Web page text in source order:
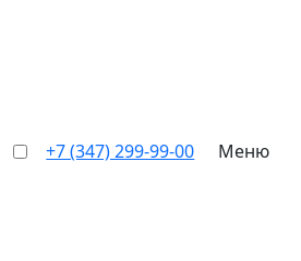
+7 (347) 299-99-00 Меню